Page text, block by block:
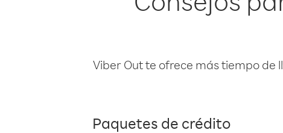
Viber Out te ofrece más tiempo de
Paquetes de crédito